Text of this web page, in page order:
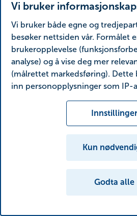
Vi bruker
Vi bruker både egne og
besøker nettsiden vår. Formålet
brukeropplevelse
analyse) og å vise deg mer
(målrettet markedsføring). Dette
inn personopplysninger som IP-
Utover cookies som er
skal fungere, kan du enten godta
ditt samtykke ved å endre
Les mer om våre
opplysninger vi samler inn og
innstillinger for
helst endre eller trekke tilbake
Innstillinger
Kun
Godta alle